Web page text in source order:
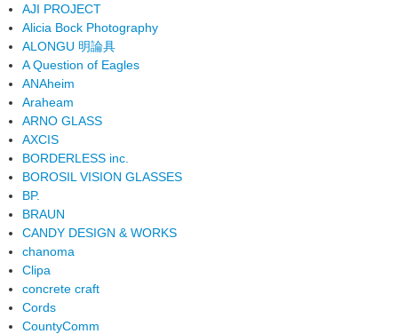
AJI PROJECT
Alicia Bock Photography
ALONGU 明論具
A Question of Eagles
ANAheim
Araheam
ARNO GLASS
AXCIS
BORDERLESS inc.
BOROSIL VISION GLASSES
BP.
BRAUN
CANDY DESIGN & WORKS
chanoma
Clipa
concrete craft
Cords
CountyComm